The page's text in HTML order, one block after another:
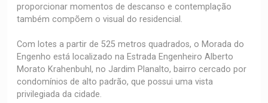
proporcionar momentos de descanso e contemplação
também compõem o visual do residencial.
Com lotes a partir de 525 metros quadrados, o Morada do
Engenho está localizado na Estrada Engenheiro Alberto
Morato Krahenbuhl, no Jardim Planalto, bairro cercado por
condomínios de alto padrão, que possui uma vista
privilegiada da cidade.